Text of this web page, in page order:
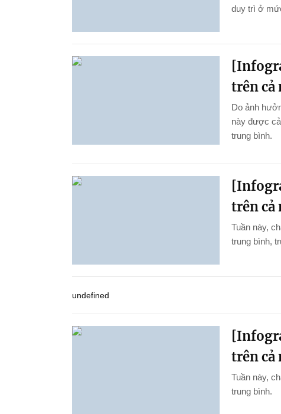
duy trì ở
trên cả
Do ảnh
này được
trung bình.
trên cả
Tuần này,
trung bình,
undefined
trên cả
Tuần này,
trung bình.